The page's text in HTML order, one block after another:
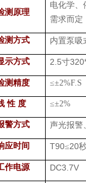
测原理
电化学、
需求而定
测方式 内置泵吸
示方式 2.5寸
测精度 ≤±
性 度 ≤±2%
警方式 声光报警
应时间 T90≤20
作电源 DC3.7V